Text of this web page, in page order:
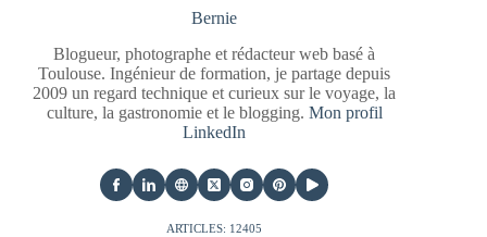
Bernie
Blogueur, photographe et rédacteur web basé à
Toulouse. Ingénieur de formation, je partage depuis
2009 un regard technique et curieux sur le voyage, la
culture, la gastronomie et le blogging. Mon profil
LinkedIn
ARTICLES: 12405